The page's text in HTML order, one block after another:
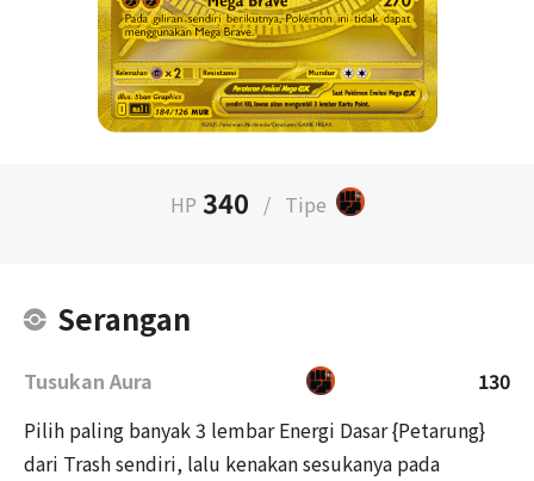
HP 340 / Tipe
Serangan
Tusukan Aura
130
Pilih paling banyak 3 lembar Energi Dasar {Petarung}
dari Trash sendiri, lalu kenakan sesukanya pada